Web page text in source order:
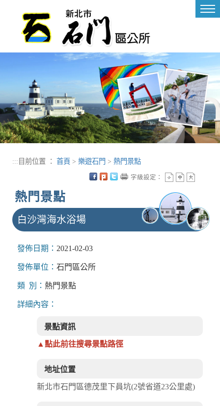
::: 目前位置 ： 首頁 > 樂遊石門 > 熱門景點
熱門景點
字級設定：
白沙灣海水浴場
發佈日期： 2021-02-03
發佈單位： 石門區公所
類 別： 熱門景點
詳細內容：
景點資訊
▲點此前往搜尋景點路徑
地址位置
新北市石門區德茂里下員坑(2號省道23公里處)